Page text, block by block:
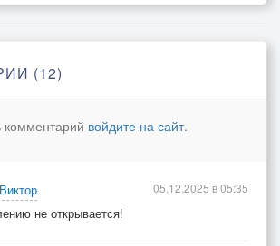
тоже….
руки-ноги, фулл-контакт.
.
такт, вздумал про нас черкнуть,
(12)
комментарий войдите на сайт.
не открывается!
05.12.2025 в 05:35